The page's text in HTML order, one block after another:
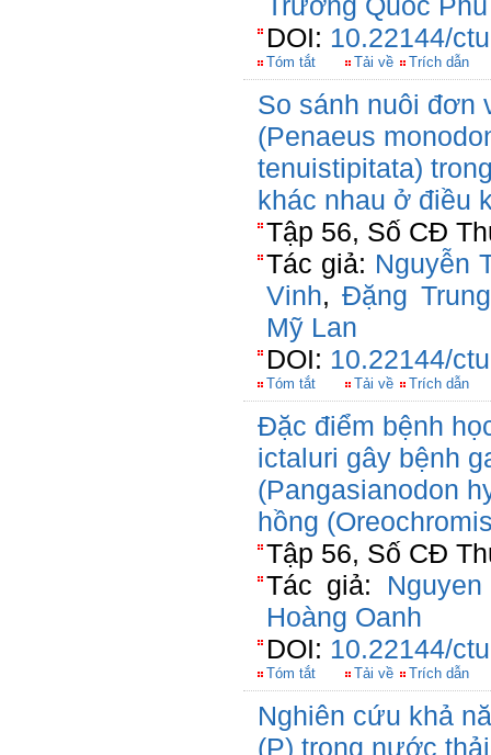
DOI: 10.22144/
Tóm tắt Tải về Trích dẫn
So sánh nuôi đơn
(Penaeus
tenuistipitata)
khác nhau ở điều
Tập 56, Số CĐ
Tác giả: Nguyễn
Vinh,Đặng
Mỹ Lan
DOI: 10.22144/
Tóm tắt Tải về Trích dẫn
Đặc điểm bệnh
ictaluri gây bệnh
(Pangasianodon
hồng
Tập 56, Số CĐ
Tác giả:
Hoàng Oanh
DOI: 10.22144/
Tóm tắt Tải về Trích dẫn
Nghiên cứu khả
(P) trong nước